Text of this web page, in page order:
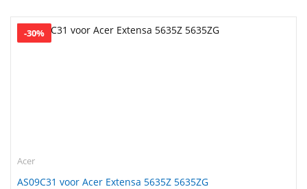
-30%
Acer
AS09C31 voor Acer Extensa 5635Z 5635ZG